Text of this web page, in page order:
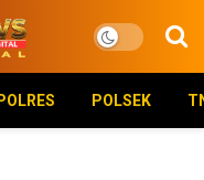
POLRES POLSEK